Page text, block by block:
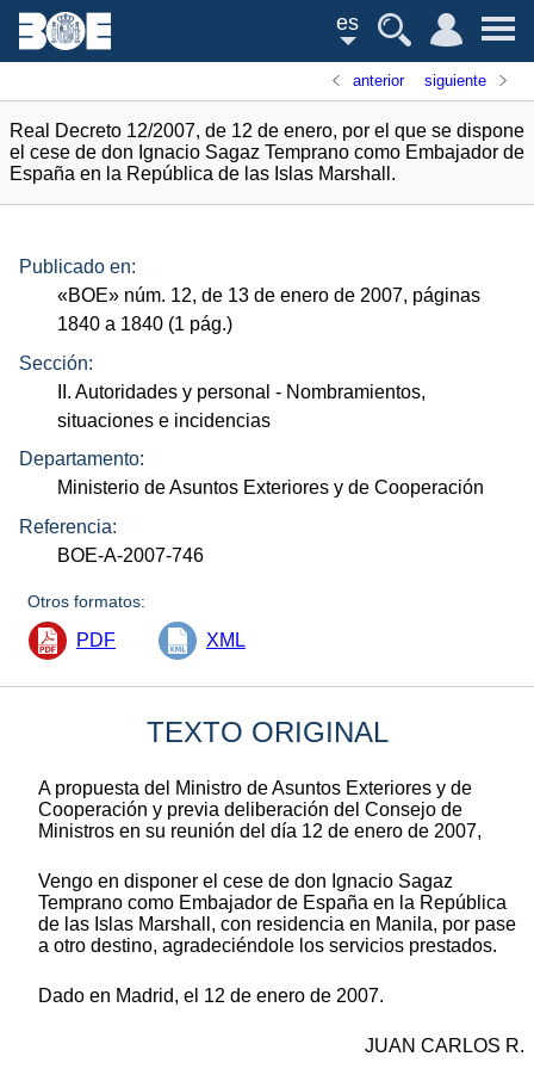
es
anterior siguiente
Real Decreto 12/2007, de 12 de enero, por el que se dispone
el cese de don Ignacio Sagaz Temprano como Embajador de
España en la República de las Islas Marshall.
Publicado en:
«BOE» núm. 12, de 13 de enero de 2007, páginas
1840 a 1840 (1 pág.)
Sección:
II. Autoridades y personal - Nombramientos,
situaciones e incidencias
Departamento:
Ministerio de Asuntos Exteriores y de Cooperación
Referencia:
BOE-A-2007-746
Otros formatos:
PDF XML
TEXTO ORIGINAL
A propuesta del Ministro de Asuntos Exteriores y de
Cooperación y previa deliberación del Consejo de
Ministros en su reunión del día 12 de enero de 2007,
Vengo en disponer el cese de don Ignacio Sagaz
Temprano como Embajador de España en la República
de las Islas Marshall, con residencia en Manila, por pase
a otro destino, agradeciéndole los servicios prestados.
Dado en Madrid, el 12 de enero de 2007.
JUAN CARLOS R.